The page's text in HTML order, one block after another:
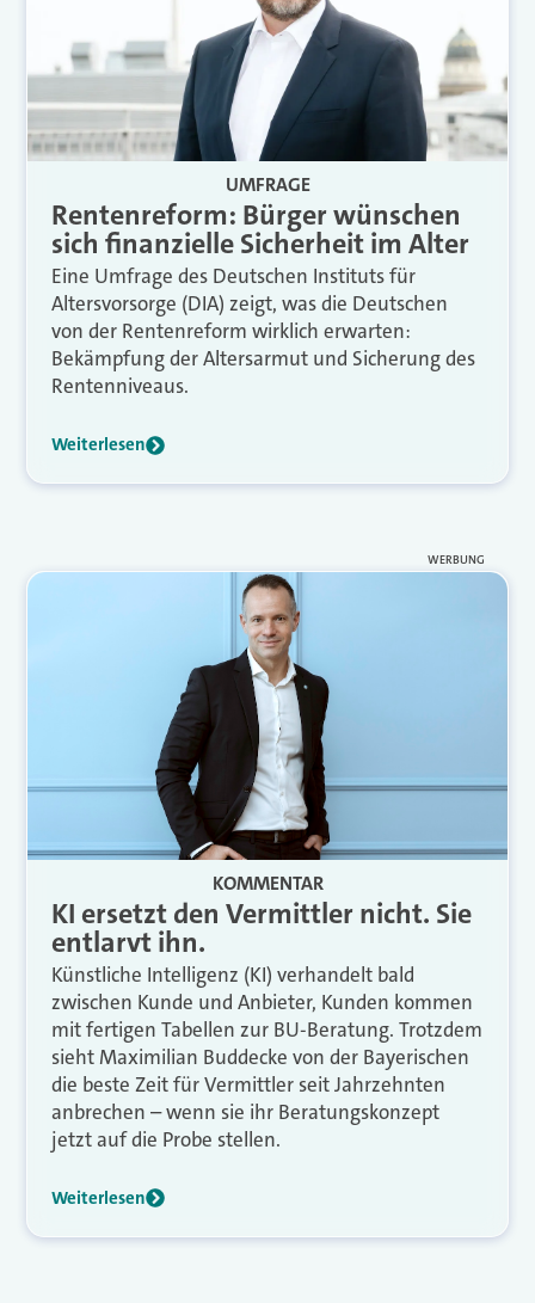
UMFRAGE
Rentenreform: Bürger wünschen
sich finanzielle Sicherheit im Alter
Eine Umfrage des Deutschen Instituts für
Altersvorsorge (DIA) zeigt, was die Deutschen
von der Rentenreform wirklich erwarten:
Bekämpfung der Altersarmut und Sicherung des
Rentenniveaus.
Weiterlesen
WERBUNG
KOMMENTAR
KI ersetzt den Vermittler nicht. Sie
entlarvt ihn.
Künstliche Intelligenz (KI) verhandelt bald
zwischen Kunde und Anbieter, Kunden kommen
mit fertigen Tabellen zur BU-Beratung. Trotzdem
sieht Maximilian Buddecke von der Bayerischen
die beste Zeit für Vermittler seit Jahrzehnten
anbrechen – wenn sie ihr Beratungskonzept
jetzt auf die Probe stellen.
Weiterlesen